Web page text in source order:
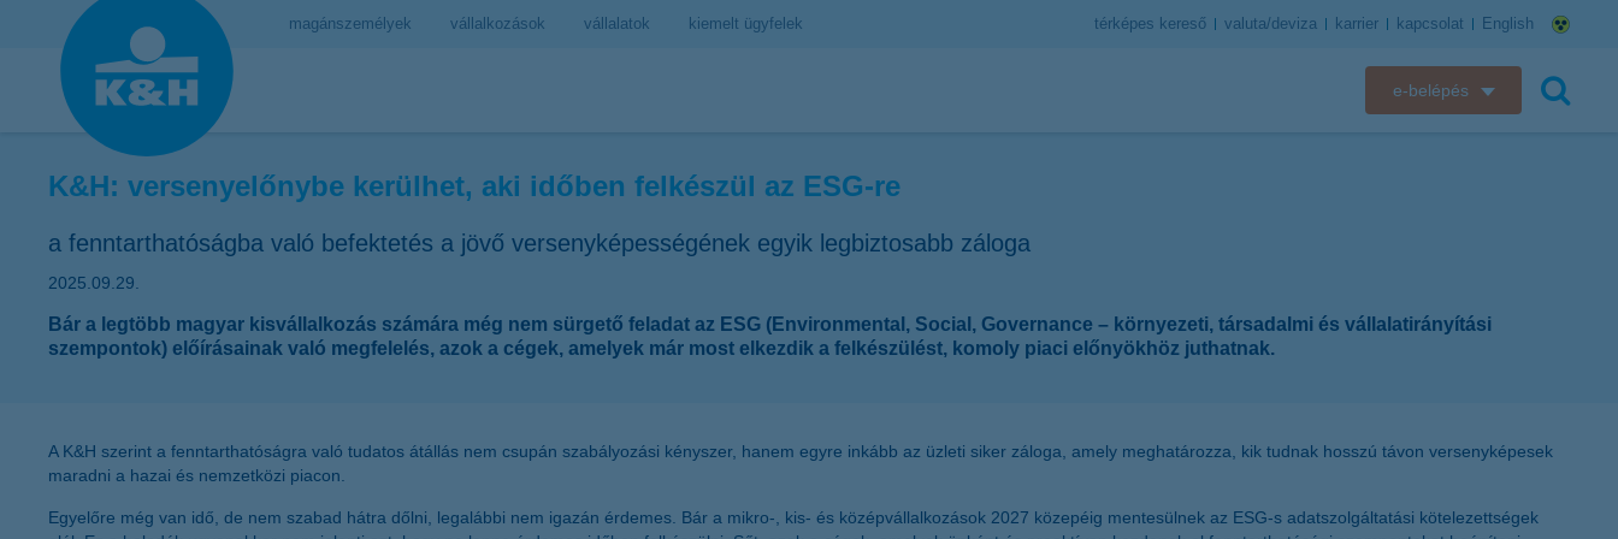
magánszemélyek vállalkozások vállalatok kiemelt ügyfelek térképes kereső valuta/deviza karrier kapcsolat English
e-belépés
K&H web Electra
K&H SZÉP Kártya
K&H: versenyelőnybe kerülhet, aki időben felkészül az ESG-re
a fenntarthatóságba való befektetés a jövő versenyképességének egyik legbiztosabb záloga
2025.09.29.
Bár a legtöbb magyar kisvállalkozás számára még nem sürgető feladat az ESG (Environmental, Social, Governance – környezeti, társadalmi és vállalatirányítási
szempontok) előírásainak való megfelelés, azok a cégek, amelyek már most elkezdik a felkészülést, komoly piaci előnyökhöz juthatnak.
A K&H szerint a fenntarthatóságra való tudatos átállás nem csupán szabályozási kényszer, hanem egyre inkább az üzleti siker záloga, amely meghatározza, kik tudnak hosszú távon versenyképesek
maradni a hazai és nemzetközi piacon.
Egyelőre még van idő, de nem szabad hátra dőlni, legalábbi nem igazán érdemes. Bár a mikro-, kis- és középvállalkozások 2027 közepéig mentesülnek az ESG-s adatszolgáltatási kötelezettségek